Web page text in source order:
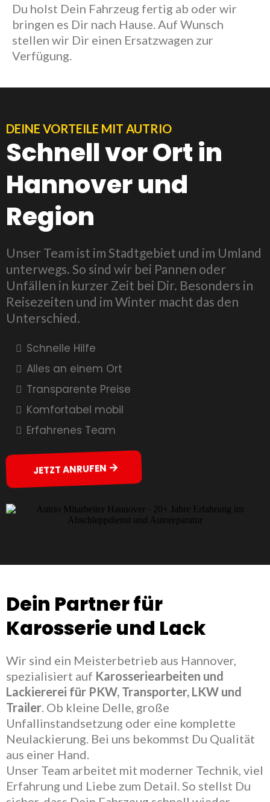
Du holst Dein Fahrzeug fertig ab oder wir
bringen es Dir nach Hause. Auf Wunsch
stellen wir Dir einen Ersatzwagen zur
Verfügung.
DEINE VORTEILE MIT AUTRIO
Schnell vor Ort in
Hannover und
Region
Unser Team ist im Stadtgebiet und im Umland
unterwegs. So sind wir bei Pannen oder
Unfällen in kurzer Zeit bei Dir. Besonders in
Reisezeiten und im Winter macht das den
Unterschied.
Schnelle Hilfe
Alles an einem Ort
Transparente Preise
Komfortabel mobil
Erfahrenes Team
JETZT ANRUFEN
Dein Partner für
Karosserie und Lack
Wir sind ein Meisterbetrieb aus Hannover,
spezialisiert auf Karosseriearbeiten und
Lackiererei für PKW, Transporter, LKW und
Trailer . Ob kleine Delle, große
Unfallinstandsetzung oder eine komplette
Neulackierung. Bei uns bekommst Du Qualität
aus einer Hand.
Unser Team arbeitet mit moderner Technik, viel
Erfahrung und Liebe zum Detail. So stellst Du